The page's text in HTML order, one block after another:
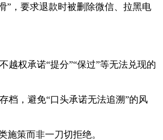
”，要求退款时被删除微信、拉黑电
权承诺“提分”“保过”等无法兑现的
档，避免“口头承诺无法追溯”的风
策而非一刀切拒绝。